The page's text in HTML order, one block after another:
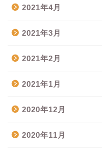
2021年4月
2021年3月
2021年2月
2021年1月
2020年12月
2020年11月